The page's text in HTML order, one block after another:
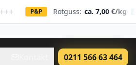
P&P Rotguss: ca. 7,00 €/kg ↗ +++
0211 566 63 464